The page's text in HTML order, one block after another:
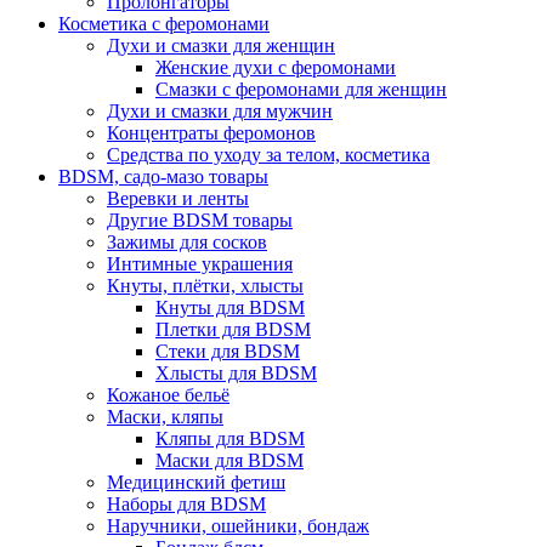
Косметика с феромонами
Духи и смазки для женщин
Женские духи с феромонами
Смазки с феромонами для женщин
Духи и смазки для мужчин
Концентраты феромонов
Средства по уходу за телом, косметика
BDSM, садо-мазо товары
Веревки и ленты
Другие BDSM товары
Зажимы для сосков
Интимные украшения
Кнуты, плётки, хлысты
Кнуты для BDSM
Плетки для BDSM
Стеки для BDSM
Хлысты для BDSM
Кожаное бельё
Маски, кляпы
Кляпы для BDSM
Маски для BDSM
Медицинский фетиш
Наборы для BDSM
Наручники, ошейники, бондаж